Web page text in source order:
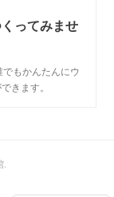
ってみませ
もかんたんにウ
きます。
.